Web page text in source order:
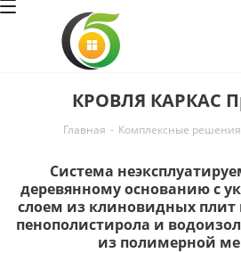
КРОВЛЯ КАРКАС
Главная - Комплексные решения
Система
деревянному основанию с
слоем из клиновидных плит
пенополистирола и
из полимерной